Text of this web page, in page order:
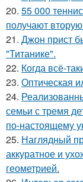
20. 55 000
получают
21. Джон прист
"Титанике".
22. Когда всё-
23. Оптическая
24.
семьи с тремя
по-настоящему
25. Наглядный
аккуратное и
геометрией.